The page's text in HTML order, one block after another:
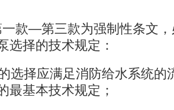
一款—第三款为强制性条文
选择的技术规定：
选择应满足消防给水系统的
最基本技术规定；